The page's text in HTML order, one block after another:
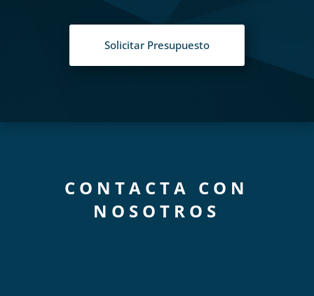
Solicitar Presupuesto
CONTACTA CON
NOSOTROS